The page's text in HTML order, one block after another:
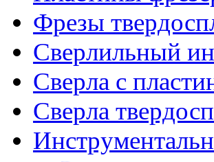
Фрезы
Сверлильный
Сверла с
Сверла